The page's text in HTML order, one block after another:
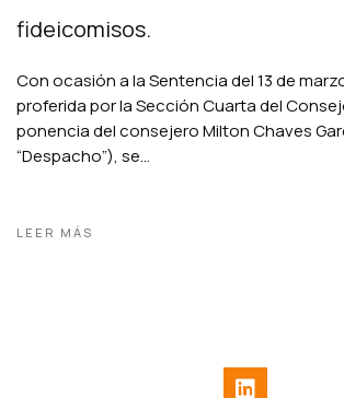
fideicomisos.
Con ocasión a la Sentencia del 13 de
proferida por la Sección Cuarta del
ponencia del consejero Milton Chaves
“Despacho”), se…
LEER MÁS